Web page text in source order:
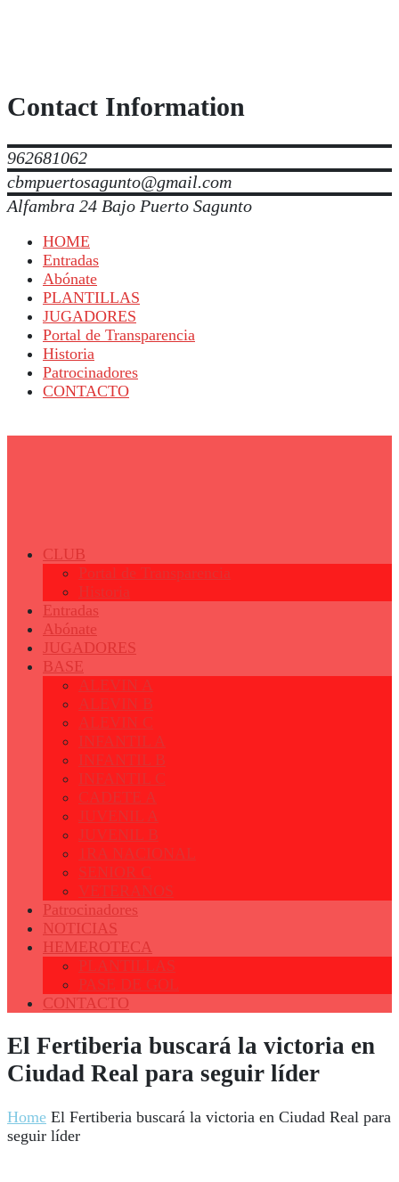
Contact Information
962681062
cbmpuertosagunto@gmail.com
Alfambra 24 Bajo Puerto Sagunto
HOME
Entradas
Abónate
PLANTILLAS
JUGADORES
Portal de Transparencia
Historia
Patrocinadores
CONTACTO
CLUB
Portal de Transparencia
Historia
Entradas
Abónate
JUGADORES
BASE
ALEVIN A
ALEVIN B
ALEVIN C
INFANTIL A
INFANTIL B
INFANTIL C
CADETE A
JUVENIL A
JUVENIL B
1RA NACIONAL
SENIOR C
VETERANOS
Patrocinadores
NOTICIAS
HEMEROTECA
PLANTILLAS
PASE DE GOL
CONTACTO
El Fertiberia buscará la victoria en
Ciudad Real para seguir líder
Home El Fertiberia buscará la victoria en Ciudad Real para
seguir líder